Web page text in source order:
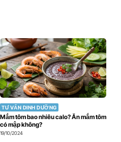
TƯ VẤN DINH DƯỠNG
Mắm tôm bao nhiêu calo? Ăn mắm tôm
có mập không?
19/10/2024